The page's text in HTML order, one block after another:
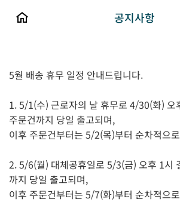
공지사항
5월 배송 휴무 일정 안내드립니다.
1. 5/1(수) 근로자의 날 휴무로 4/30(화) 오
주문건까지 당일 출고되며,
이후 주문건부터는 5/2(목)부터 순차적으
2. 5/6(월) 대체공휴일로 5/3(금) 오후 1시
까지 당일 출고되며,
이후 주문건부터는 5/7(화)부터 순차적으